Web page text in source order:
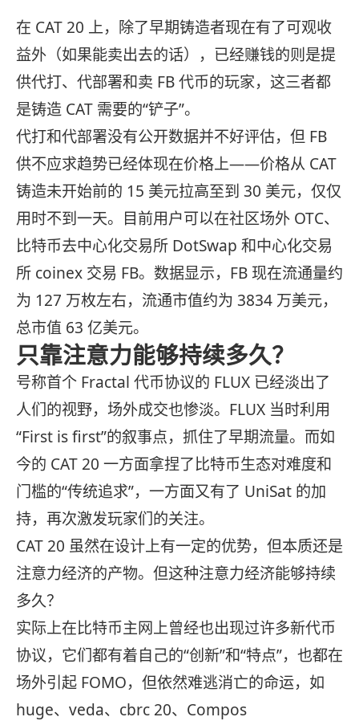
在 CAT 20 上，除了早期铸造者现在有了可观收
益外（如果能卖出去的话），已经赚钱的则是提
供代打、代部署和卖 FB 代币的玩家，这三者都
是铸造 CAT 需要的“铲子”。
代打和代部署没有公开数据并不好评估，但 FB
供不应求趋势已经体现在价格上——价格从 CAT
铸造未开始前的 15 美元拉高至到 30 美元，仅仅
用时不到一天。目前用户可以在社区场外 OTC、
比特币去中心化交易所 DotSwap 和中心化交易
所 coinex 交易 FB。数据显示， FB 现在流通量约
为 127 万枚左右，流通市值约为 3834 万美元，
总市值 63 亿美元。
只靠注意力能够持续多久？
号称首个 Fractal 代币协议的 FLUX 已经淡出了
人们的视野，场外成交也惨淡。FLUX 当时利用
“First is first”的叙事点，抓住了早期流量。 而如
今的 CAT 20 一方面拿捏了比特币生态对难度和
门槛的“传统追求”，一方面又有了 UniSat 的加
持，再次激发玩家们的关注。
CAT 20 虽然在设计上有一定的优势，但本质还是
注意力经济的产物。 但这种注意力经济能够持续
多久？
实际上在比特币主网上曾经也出现过许多新代币
协议，它们都有着自己的“创新”和“特点”，也都在
场外引起 FOMO，但依然难逃消亡的命运，如
huge、veda、cbrc 20、Compos